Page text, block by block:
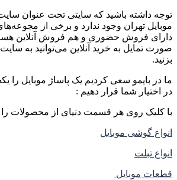
توجه داشته باشید که سایتی تحت عنوان سایت
موبایل تهران وجود ندارد و برخی از
دارای فروش حضوری و هم فروش آنلاین
صورت تمایل به خرید آنلاین می‌توانید به
بزنید.
ما در بایمو سعی کردیم یک پاساژ موبایل را
در اختیار شما قرار دهیم :
با کلیک روی هر قسمت دنیای از محصولات را
انواع گوشی موبایل
انواع تبلت
قطعات موبایل